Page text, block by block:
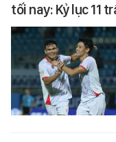
tối nay: Kỷ lục 11